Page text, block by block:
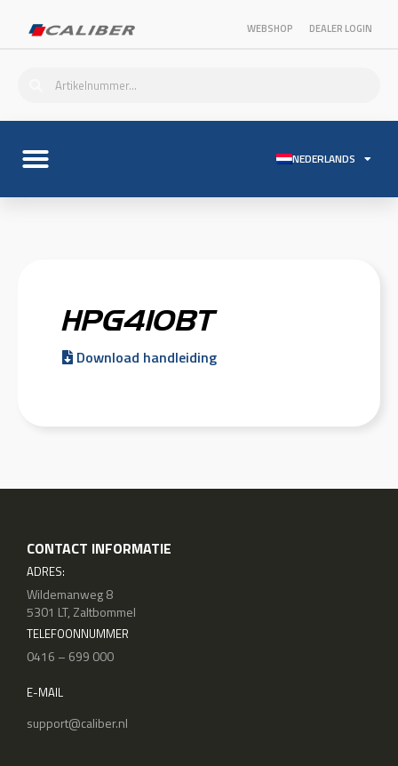
WEBSHOP DEALER LOGIN
NEDERLANDS
HPG410BT
Download handleiding
CONTACT INFORMATIE
ADRES:
Wildemanweg 8
5301 LT, Zaltbommel
TELEFOONNUMMER
0416 – 699 000
E-MAIL
support@caliber.nl